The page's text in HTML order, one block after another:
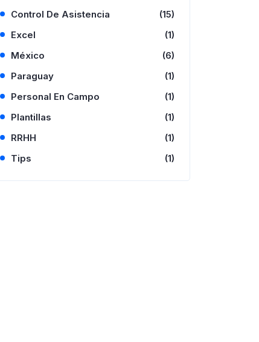
Control De Asistencia
(15)
Excel
(1)
México
(6)
Paraguay
(1)
Personal En Campo
(1)
Plantillas
(1)
RRHH
(1)
Tips
(1)